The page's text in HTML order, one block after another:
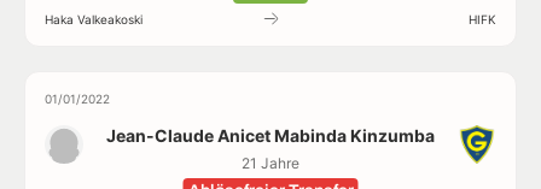
Haka Valkeakoski HIFK
01/01/2022
Jean-Claude Anicet Mabinda Kinzumba
21 Jahre